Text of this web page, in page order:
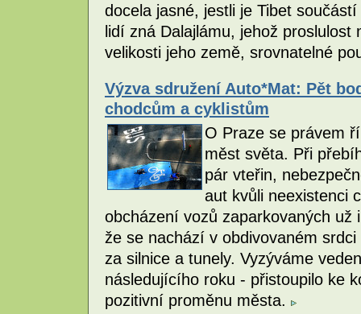
docela jasné, jestli je Tibet
lidí zná Dalajlámu, jehož
velikosti jeho země, srovnatelné
Výzva sdružení Auto*Mat: Pět
chodcům a cyklistům
O Praze se právem
měst světa. Při
pár vteřin,
aut kvůli neexistenci
obcházení vozů zaparkovaných
že se nachází v obdivovaném
za silnice a tunely. Vyzýváme
následujícího roku - přistoupilo ke
pozitivní proměnu města.